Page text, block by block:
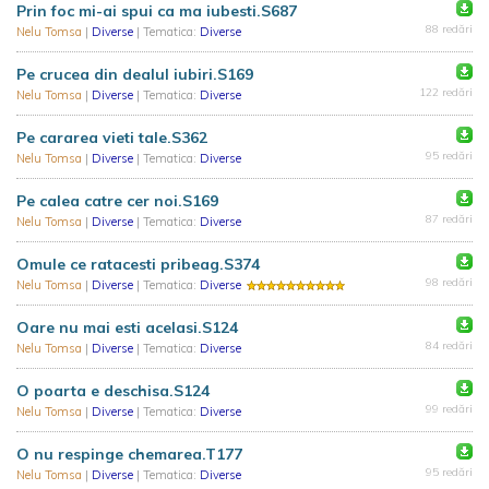
Prin foc mi-ai spui ca ma iubesti.S687
Nelu Tomsa | Diverse | Tematica: Diverse 88 redări
Pe crucea din dealul iubiri.S169
Nelu Tomsa | Diverse | Tematica: Diverse 122 redări
Pe cararea vieti tale.S362
Nelu Tomsa | Diverse | Tematica: Diverse 95 redări
Pe calea catre cer noi.S169
Nelu Tomsa | Diverse | Tematica: Diverse 87 redări
Omule ce ratacesti pribeag.S374
Nelu Tomsa | Diverse | Tematica: Diverse 98 redări
Oare nu mai esti acelasi.S124
Nelu Tomsa | Diverse | Tematica: Diverse 84 redări
O poarta e deschisa.S124
Nelu Tomsa | Diverse | Tematica: Diverse 99 redări
O nu respinge chemarea.T177
Nelu Tomsa | Diverse | Tematica: Diverse 95 redări